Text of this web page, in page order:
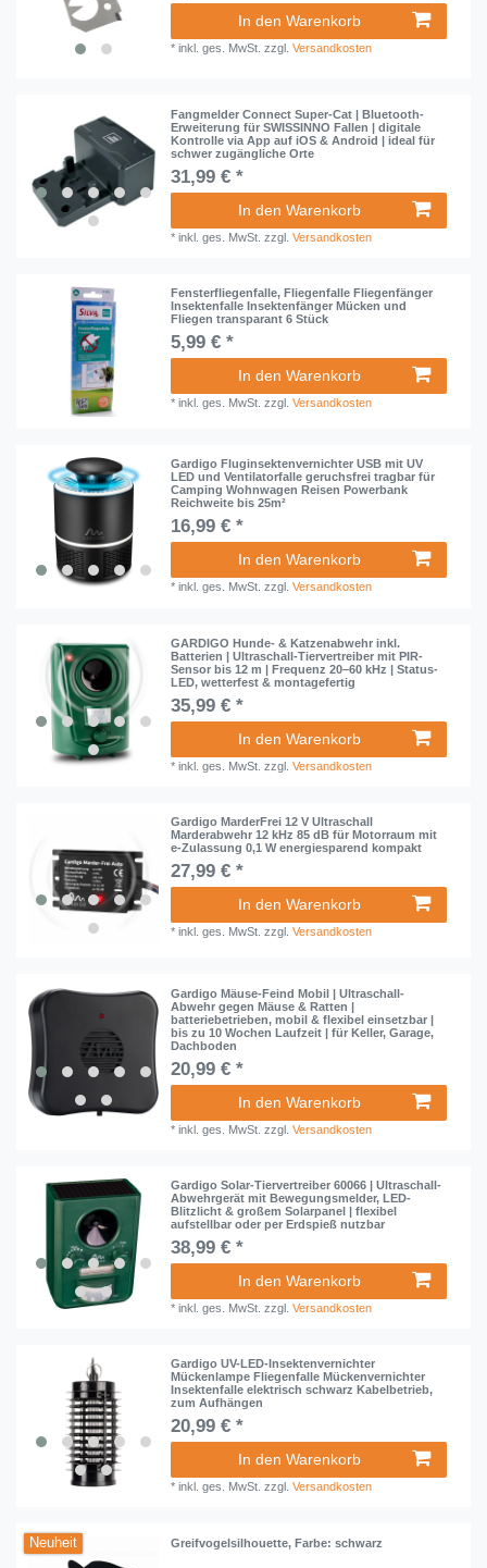
In den Warenkorb
*inkl. ges. MwSt. zzgl.Versandkosten
Fangmelder Connect Super-Cat | Bluetooth-
Erweiterung für SWISSINNO Fallen | digitale
Kontrolle via App auf iOS & Android | ideal für
schwer zugängliche Orte
31,99 € *
In den Warenkorb
*inkl. ges. MwSt. zzgl.Versandkosten
Fensterfliegenfalle, Fliegenfalle Fliegenfänger
Insektenfalle Insektenfänger Mücken und
Fliegen transparant 6 Stück
5,99 € *
In den Warenkorb
*inkl. ges. MwSt. zzgl.Versandkosten
Gardigo Fluginsektenvernichter USB mit UV
LED und Ventilatorfalle geruchsfrei tragbar für
Camping Wohnwagen Reisen Powerbank
Reichweite bis 25m²
16,99 € *
In den Warenkorb
*inkl. ges. MwSt. zzgl.Versandkosten
GARDIGO Hunde- & Katzenabwehr inkl.
Batterien | Ultraschall-Tiervertreiber mit PIR-
Sensor bis 12 m | Frequenz 20–60 kHz | Status-
LED, wetterfest & montagefertig
35,99 € *
In den Warenkorb
*inkl. ges. MwSt. zzgl.Versandkosten
Gardigo MarderFrei 12 V Ultraschall
Marderabwehr 12 kHz 85 dB für Motorraum mit
e-Zulassung 0,1 W energiesparend kompakt
27,99 € *
In den Warenkorb
*inkl. ges. MwSt. zzgl.Versandkosten
Gardigo Mäuse-Feind Mobil | Ultraschall-
Abwehr gegen Mäuse & Ratten |
batteriebetrieben, mobil & flexibel einsetzbar |
bis zu 10 Wochen Laufzeit | für Keller, Garage,
Dachboden
20,99 € *
In den Warenkorb
*inkl. ges. MwSt. zzgl.Versandkosten
Gardigo Solar-Tiervertreiber 60066 | Ultraschall-
Abwehrgerät mit Bewegungsmelder, LED-
Blitzlicht & großem Solarpanel | flexibel
aufstellbar oder per Erdspieß nutzbar
38,99 € *
In den Warenkorb
*inkl. ges. MwSt. zzgl.Versandkosten
Gardigo UV-LED-Insektenvernichter
Mückenlampe Fliegenfalle Mückenvernichter
Insektenfalle elektrisch schwarz Kabelbetrieb,
zum Aufhängen
20,99 € *
In den Warenkorb
*inkl. ges. MwSt. zzgl.Versandkosten
Neuheit Greifvogelsilhouette, Farbe: schwarz